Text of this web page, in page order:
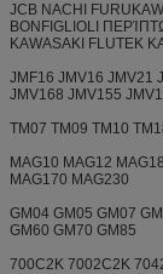
JCB NACHI
BONFIGLIOLI
KAWASAKI FLUTEK
JMF16 JMV16 JMV21
JMV168 JMV155
TM07 TM09 TM10
MAG10 MAG12
MAG170 MAG230
GM04 GM05 GM07
GM60 GM70 GM85
700C2K 7002C2K